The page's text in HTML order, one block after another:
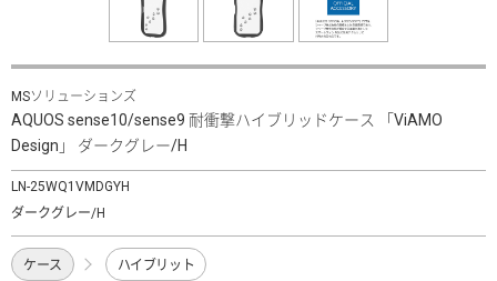
MSソリューションズ
AQUOS sense10/sense9 耐衝撃ハイブリッドケース 「ViAMO
Design」 ダークグレー/H
LN-25WQ1VMDGYH
ダークグレー/H
ケース ハイブリット